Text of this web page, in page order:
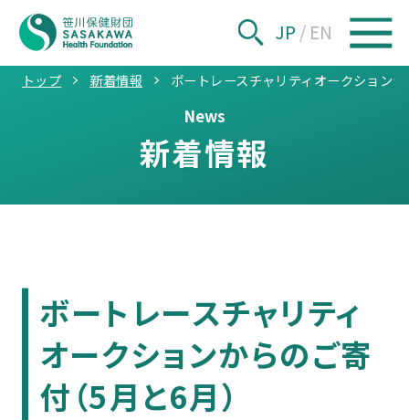
JP / EN
トップ 新着情報 ボートレースチャリティオークション
News
新着情報
ボートレースチャリティ
オークションからのご寄
付（5月と6月）